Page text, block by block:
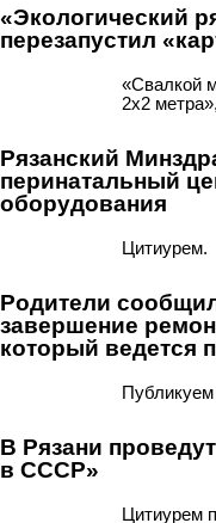
«Экологический
перезапустил
«Свалкой
2х2
Рязанский
перинатальный
оборудования
Цитиурем.
Родители
завершение
который ведется
В Рязани
в СССР»
Цитиурем